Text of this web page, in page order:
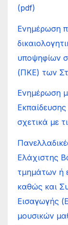
(pdf)
Ενημέρωση
υποψηφίων
(ΠΚΕ) των
Ενημέρωση
σχετικά με
Ελάχιστης
τμημάτων ή
καθώς και
Εισαγωγής
μουσικών